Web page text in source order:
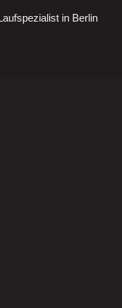
in Berlin